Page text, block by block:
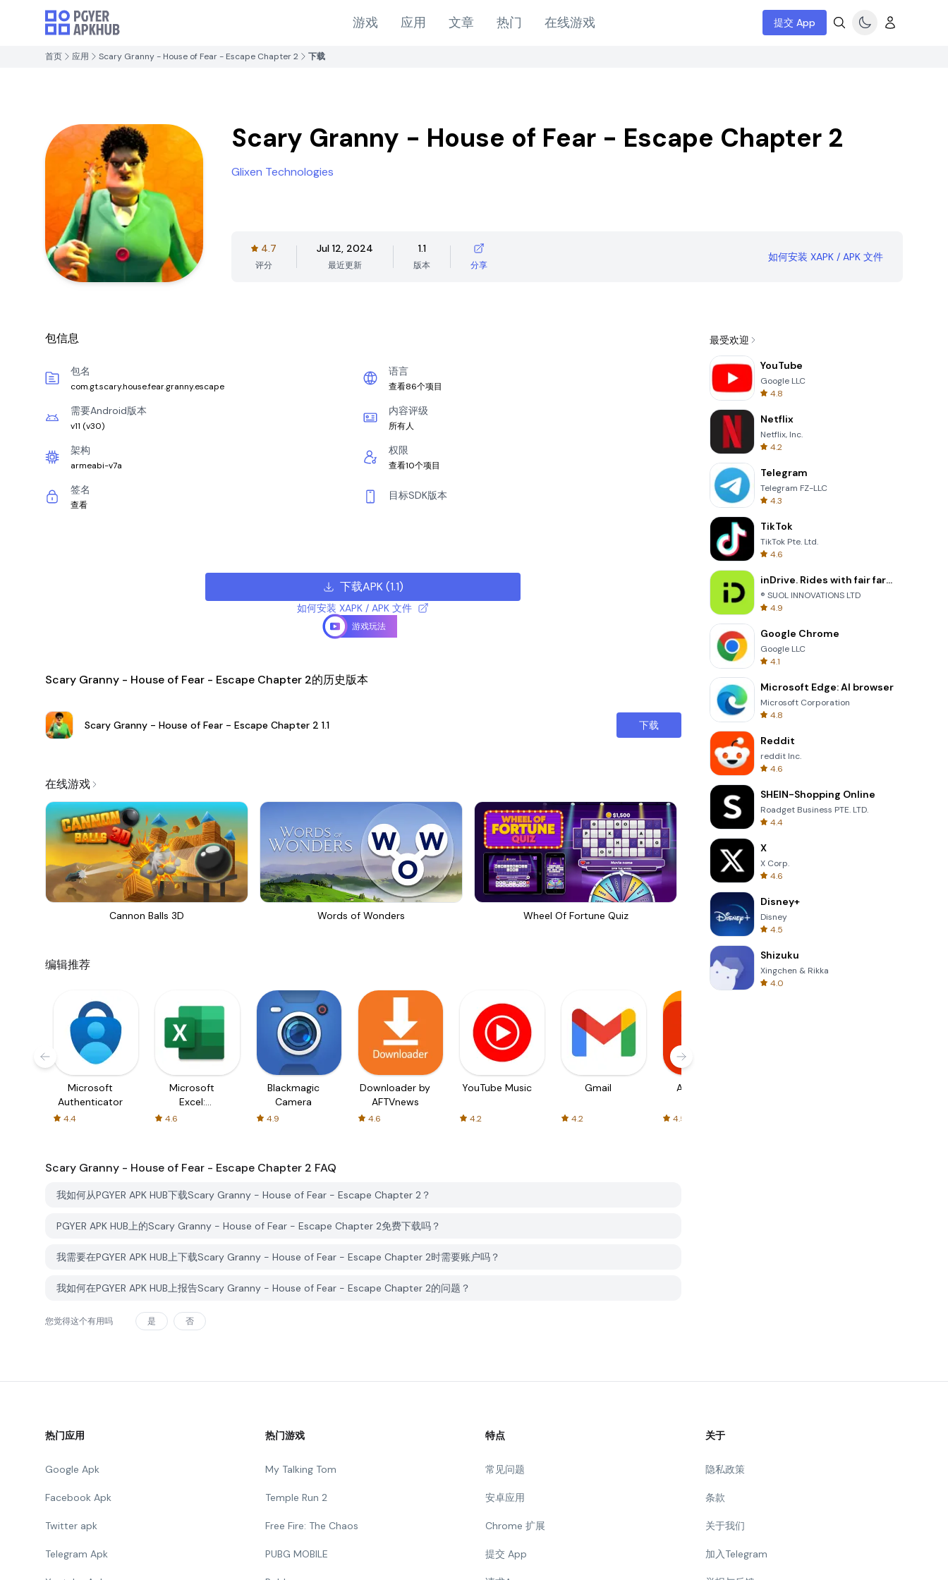
游戏 应用 文章 热门 在线游戏 提交 App
首页 应用 Scary Granny - House of Fear - Escape Chapter 2 下载
Scary Granny - House of Fear - Escape Chapter 2
Glixen Technologies
4.7
评分
Jul 12, 2024
最近更新
1.1
版本 分享
如何安装 XAPK / APK 文件
包信息
包名
com.gt.scary.house.fear.granny.escape
语言
查看86个项目
需要Android版本
v11 (v30)
内容评级
所有人
架构
armeabi-v7a
权限
查看10个项目
签名
查看
目标SDK版本
下载APK(1.1)
如何安装 XAPK / APK 文件
游戏玩法
Scary Granny - House of Fear - Escape Chapter 2的历史版本
Scary Granny - House of Fear - Escape Chapter 2 1.1 下载
在线游戏
Cannon Balls 3D Words of Wonders Wheel Of Fortune Quiz Tower Crash 3D
编辑推荐
Microsoft
Authenticator
4.4
Microsoft
Excel:
Spreadsheets
4.6
Blackmagic
Camera
4.9
Downloader by
AFTVnews
4.6
YouTube Music
4.2
Gmail
4.2
AliExpress
4.5
Scary Granny - House of Fear - Escape Chapter 2 FAQ
我如何从PGYER APK HUB下载Scary Granny - House of Fear - Escape Chapter 2？
PGYER APK HUB上的Scary Granny - House of Fear - Escape Chapter 2免费下载吗？
我需要在PGYER APK HUB上下载Scary Granny - House of Fear - Escape Chapter 2时需要账户吗？
我如何在PGYER APK HUB上报告Scary Granny - House of Fear - Escape Chapter 2的问题？
您觉得这个有用吗 是 否
最受欢迎
YouTube
Google LLC
4.8
Netflix
Netflix, Inc.
4.2
Telegram
Telegram FZ-LLC
4.3
TikTok
TikTok Pte. Ltd.
4.6
inDrive. Rides with fair fares
® SUOL INNOVATIONS LTD
4.9
Google Chrome
Google LLC
4.1
Microsoft Edge: AI browser
Microsoft Corporation
4.8
Reddit
reddit Inc.
4.6
SHEIN-Shopping Online
Roadget Business PTE. LTD.
4.4
X
X Corp.
4.6
Disney+
Disney
4.5
Shizuku
Xingchen & Rikka
4.0
热门应用
Google Apk
Facebook Apk
Twitter apk
Telegram Apk
热门游戏
My Talking Tom
Temple Run 2
Free Fire: The Chaos
PUBG MOBILE
特点
常见问题
安卓应用
Chrome 扩展
提交 App
关于
隐私政策
条款
关于我们
加入Telegram